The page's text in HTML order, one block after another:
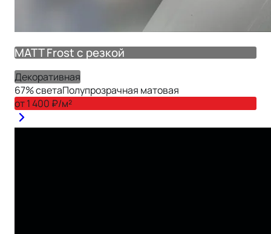
MATT Frost с резкой
Декоративная
67% светаПолупрозрачная матовая
от1 400 ₽/м²